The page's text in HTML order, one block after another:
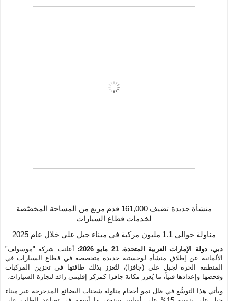
منشأة جديدة تضيف 161,000 قدم مربع من المساحة المخصّصة
لخدمات قطاع السيارات
مناولة حوالي 1.1 مليون مركبة في ميناء جبل علي خلال عام 2025
دبي، دولة الإمارات العربية المتحدة،21 مايو 2026:
أعلنت شركة "موسولف"
الألمانية عن إطلاق منشأة لوجستية جديدة متخصصة في قطاع السيارات في
المنطقة الحرة لجبل علي (جافزا)، لتُعزز بذلك طاقتها في تخزين المركبات
وفحصها وإعدادها فنياً، ما يُعزز مكانة جافزا كمركز إقليمي رائد لتجارة السيارات.
ويأتي هذا التوسُّع في ظل نمو أحجام مناولة شحنات البضائع المدحرجة عبر ميناء